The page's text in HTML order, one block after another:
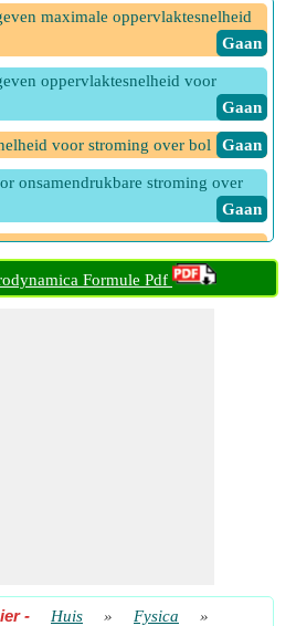
maximale oppervlaktesnelheid
​ Gaan
oppervlaktesnelheid voor
​ Gaan
voor stroming over bol ​ Gaan
onsamendrukbare stroming over
​ Gaan
oppervlaktesnelheid voor
Formule Pdf
- Huis » Fysica
»